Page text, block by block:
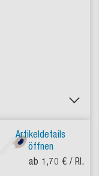
Artikeldetails
öffnen
ab 1,70 € / Rl.